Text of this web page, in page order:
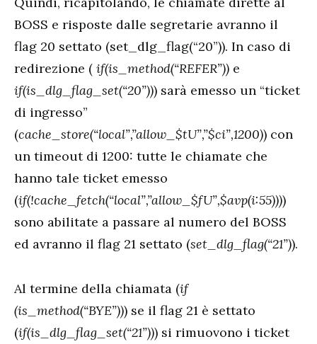
BOSS e risposte dalle segretarie avranno il
flag 20 settato (set_dlg_flag(“20”)). In caso di
redirezione ( if(is_method(“REFER”)) e
if(is_dlg_flag_set(“20”))) sarà emesso un “ticket
di ingresso”
(cache_store(“local”,”allow_$tU”,”$ci”,1200)) con
un timeout di 1200: tutte le chiamate che
hanno tale ticket emesso
(if(!cache_fetch(“local”,”allow_$fU”,$avp(i:55))))
sono abilitate a passare al numero del BOSS
ed avranno il flag 21 settato (set_dlg_flag(“21”)).
Al termine della chiamata (if
(is_method(“BYE”))) se il flag 21 è settato
(if(is_dlg_flag_set(“21”))) si rimuovono i ticket